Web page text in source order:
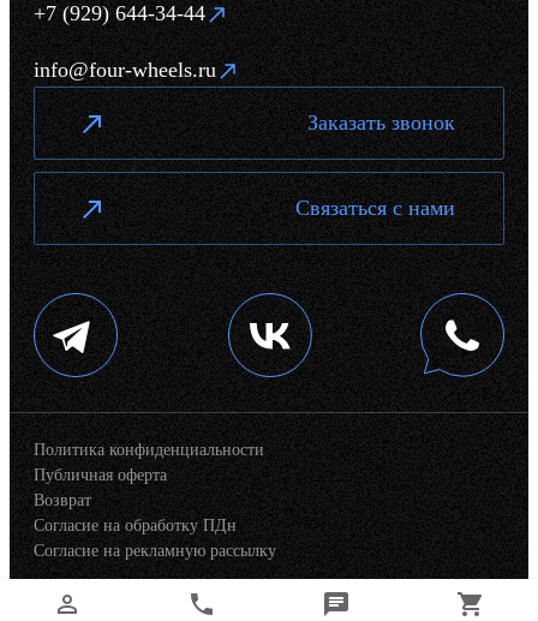
+7 (929) 644-34-44
info@four-wheels.ru
Заказать звонок
Связаться с нами
Политика конфиденциальности
Публичная оферта
Возврат
Согласие на обработку ПДн
Согласие на рекламную рассылку